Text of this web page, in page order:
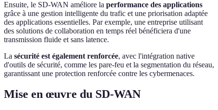
Ensuite, le SD-WAN améliore la performance des applications
grâce à une gestion intelligente du trafic et une priorisation adaptée
des applications essentielles. Par exemple, une entreprise utilisant
des solutions de collaboration en temps réel bénéficiera d'une
transmission fluide et sans latence.
La sécurité est également renforcée, avec l'intégration native
d'outils de sécurité, comme les pare-feu et la segmentation du réseau,
garantissant une protection renforcée contre les cybermenaces.
Mise en œuvre du SD-WAN